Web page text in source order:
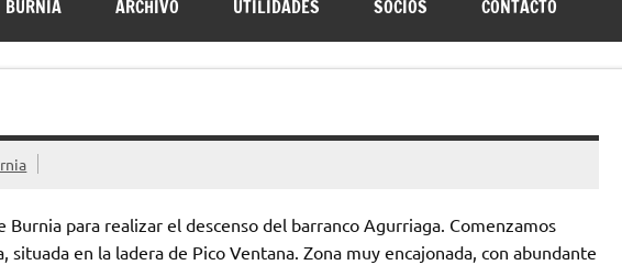
BURNIA ARCHIVO UTILIDADES SOCIOS CONTACTO
Burnia para realizar el descenso del barranco Agurriaga. Comenzamos
situada en la ladera de Pico Ventana. Zona muy encajonada, con abundante